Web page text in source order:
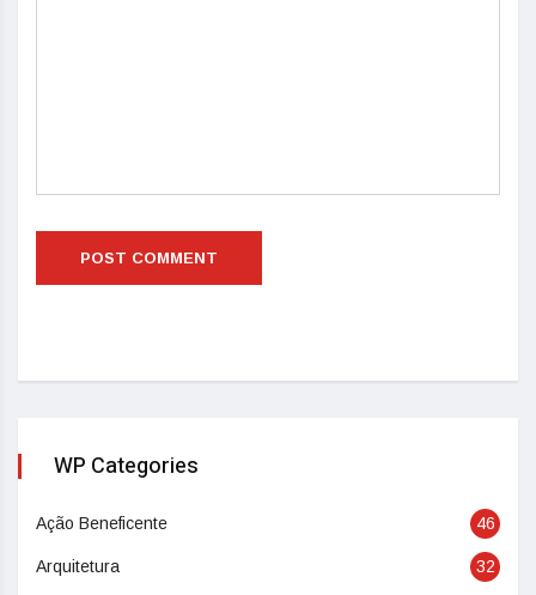
WP Categories
Ação Beneficente 46
Arquitetura 32